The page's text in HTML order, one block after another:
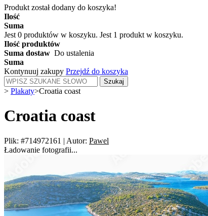
Produkt został dodany do koszyka!
Ilość
Suma
Jest 0 produktów w koszyku. Jest 1 produkt w koszyku.
Ilość produktów
Suma dostaw Do ustalenia
Suma
Kontynuuj zakupy Przejdź do koszyka
Szukaj
> Plakaty>Croatia coast
Croatia coast
Plik: #714972161 | Autor: Pawel
Ładowanie fotografii...